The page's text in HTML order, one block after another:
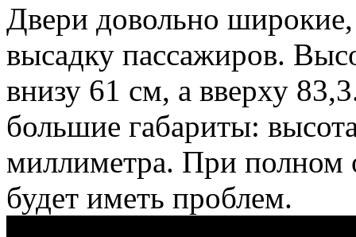
Двери довольно
высадку пассажиров.
внизу 61 см, а вверху
большие габариты:
миллиметра. При полном
будет иметь проблем.